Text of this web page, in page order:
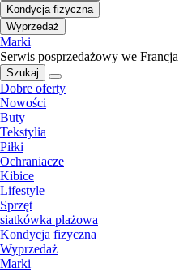
Kondycja fizyczna
Wyprzedaż
Marki
Serwis posprzedażowy we Francja
Szukaj
Dobre oferty
Nowości
Buty
Tekstylia
Piłki
Ochraniacze
Kibice
Lifestyle
Sprzęt
siatkówka plażowa
Kondycja fizyczna
Wyprzedaż
Marki